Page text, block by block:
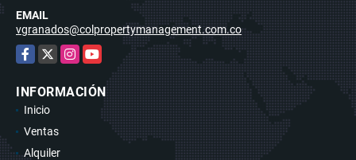
EMAIL
vgranados@colpropertymanagement.com.co
Facebook
X Instagram
YouTube
INFORMACIÓN
Inicio
Ventas
Alquiler